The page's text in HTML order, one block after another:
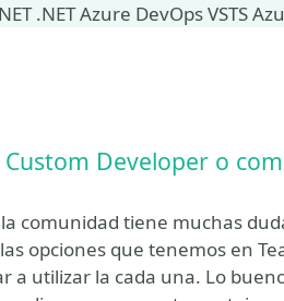
.NET Azure DevOps VSTS
Developer o
comunidad tiene muchas
opciones que tenemos en
a utilizar la cada una. Lo